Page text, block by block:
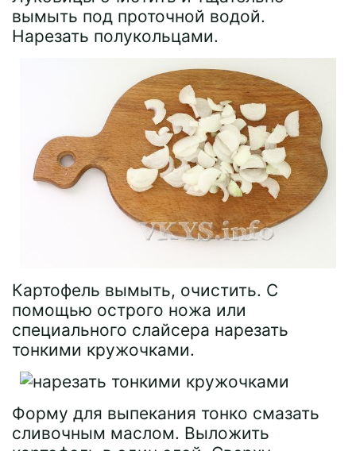
вымыть под проточной водой.
Нарезать полукольцами.
Картофель вымыть, очистить. С
помощью острого ножа или
специального слайсера нарезать
тонкими кружочками.
Форму для выпекания тонко смазать
сливочным маслом. Выложить